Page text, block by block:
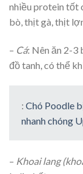
nhiều protein tốt
bò, thịt gà, thịt
– Cá: Nên ăn 2-3
đồ tanh, có thể
: Chó Poodle
nhanh chóng
– Khoai lang